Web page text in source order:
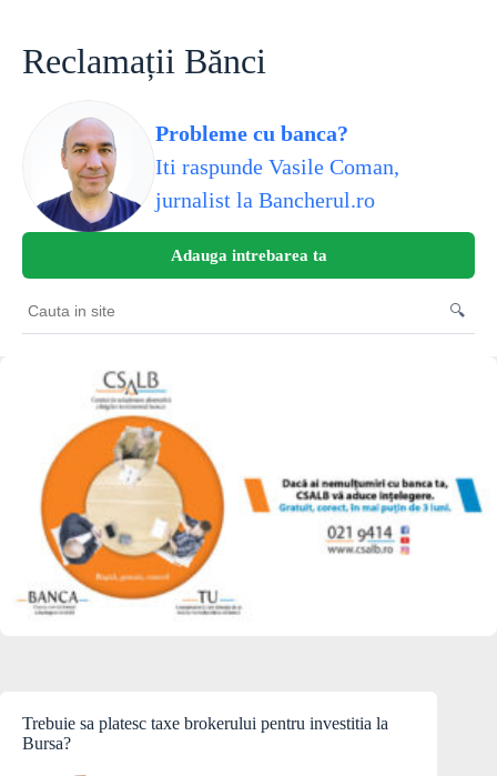
conținutReclamații Bănci
Probleme cu banca?
Iti raspunde Vasile Coman,
jurnalist la Bancherul.ro
Adauga intrebarea ta
Cauta
in
🔍
Trebuie sa platesc taxe brokerului pentru investitia la
Bursa?